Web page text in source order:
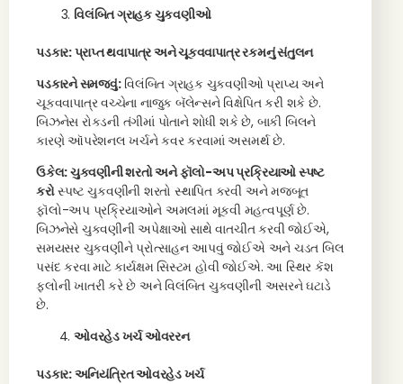
વિલંબિત ગ્રાહક ચુકવણીઓ
પડકાર: પ્રાપ્ત થવાપાત્ર અને ચૂકવવાપાત્ર રકમનું સંતુલન
પડકારને સમજવું:વિલંબિત ગ્રાહક ચુકવણીઓ પ્રાપ્ય અને
ચૂકવવાપાત્ર વચ્ચેના નાજુક બૅલેન્સને વિક્ષેપિત કરી શકે છે.
બિઝનેસ રોકડની તંગીમાં પોતાને શોધી શકે છે, બાકી બિલને
કારણે ઑપરેશનલ ખર્ચને કવર કરવામાં અસમર્થ છે.
ઉકેલ: ચુકવણીની શરતો અને ફૉલો-અપ પ્રક્રિયાઓ સ્પષ્ટ
કરોસ્પષ્ટ ચુકવણીની શરતો સ્થાપિત કરવી અને મજબૂત
ફૉલો-અપ પ્રક્રિયાઓને અમલમાં મૂકવી મહત્વપૂર્ણ છે.
બિઝનેસે ચુકવણીની અપેક્ષાઓ સાથે વાતચીત કરવી જોઈએ,
સમયસર ચુકવણીને પ્રોત્સાહન આપવું જોઈએ અને ચડત બિલ
પસંદ કરવા માટે કાર્યક્ષમ સિસ્ટમ હોવી જોઈએ. આ સ્થિર કૅશ
ફ્લોની ખાતરી કરે છે અને વિલંબિત ચુકવણીની અસરને ઘટાડે
છે.
ઓવરહેડ ખર્ચ ઓવરરન
પડકાર: અનિયંત્રિત ઓવરહેડ ખર્ચ